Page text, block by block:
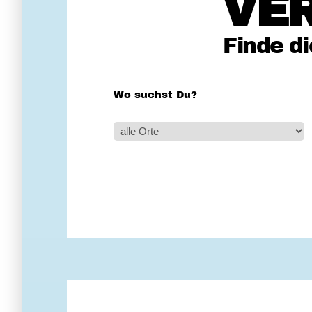
Finde
Wo suchst Du?